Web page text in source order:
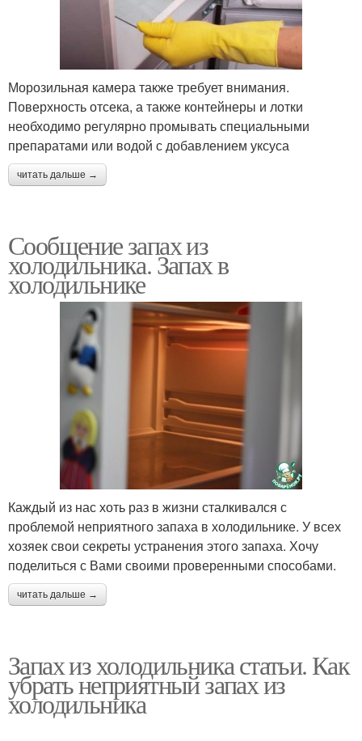
Морозильная камера также требует внимания.
Поверхность отсека, а также контейнеры и лотки
необходимо регулярно промывать специальными
препаратами или водой с добавлением уксуса
читать дальше →
Сообщение запах из
холодильника. Запах в
холодильнике
Каждый из нас хоть раз в жизни сталкивался с
проблемой неприятного запаха в холодильнике. У всех
хозяек свои секреты устранения этого запаха. Хочу
поделиться с Вами своими проверенными способами.
читать дальше →
Запах из холодильника статьи. Как
убрать неприятный запах из
холодильника